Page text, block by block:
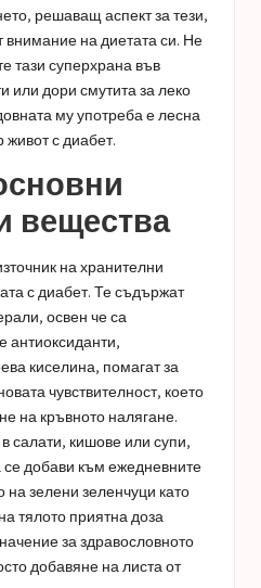
решаващ аспект за тези,
внимание на диетата си. Не
тази суперхрана във
или дори смутита за леко
му употреба е лесна
живот с диабет.
вещества
на хранителни
с диабет. Те съдържат
освен че са
антиоксиданти,
киселина, помагат за
чувствителност, което
на кръвното налягане.
салати, кишове или супи,
добави към ежедневните
на зелени зеленчуци като
тялото приятна доза
за здравословното
добавяне на листа от